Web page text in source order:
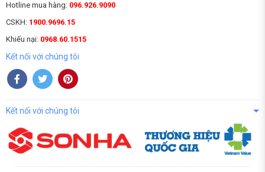
Hotline mua hàng: 096.926.9090
CSKH: 1900.9696.15
Khiếu nại: 0968.60.1515
Kết nối với chúng tôi
Kết nối với chúng tôi